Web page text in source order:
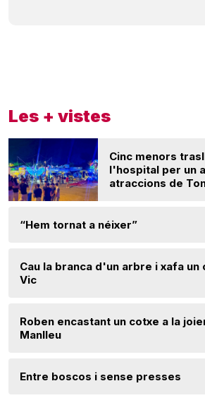
Les + vistes
Cinc menors
l'hospital per un
atraccions de
“Hem tornat a néixer”
Cau la branca d'un arbre i xafa un
Vic
Roben encastant un cotxe a la
Manlleu
Entre boscos i sense presses